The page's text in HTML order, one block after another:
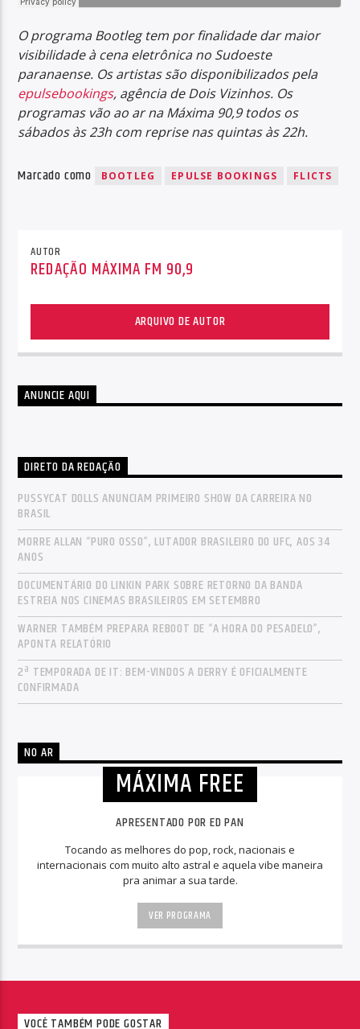
O programa Bootleg tem por finalidade dar maior
visibilidade à cena eletrônica no Sudoeste
paranaense. Os artistas são disponibilizados pela
epulsebookings, agência de Dois Vizinhos. Os
programas vão ao ar na Máxima 90,9 todos os
sábados às 23h com reprise nas quintas às 22h.
Marcado como BOOTLEG EPULSE BOOKINGS FLICTS
AUTOR
REDAÇÃO MÁXIMA FM 90,9
ARQUIVO DE AUTOR
ANUNCIE AQUI
DIRETO DA REDAÇÃO
PUSSYCAT DOLLS ANUNCIAM PRIMEIRO SHOW DA CARREIRA NO
BRASIL
MORRE ALLAN “PURO OSSO”, LUTADOR BRASILEIRO DO UFC, AOS 34
ANOS
DOCUMENTÁRIO DO LINKIN PARK SOBRE RETORNO DA BANDA
ESTREIA NOS CINEMAS BRASILEIROS EM SETEMBRO
WARNER TAMBÉM PREPARA REBOOT DE “A HORA DO PESADELO”,
APONTA RELATÓRIO
2ª TEMPORADA DE IT: BEM-VINDOS A DERRY É OFICIALMENTE
CONFIRMADA
NO AR
MÁXIMA FREE
APRESENTADO POR ED PAN
Tocando as melhores do pop, rock, nacionais e
internacionais com muito alto astral e aquela vibe maneira
pra animar a sua tarde.
VER PROGRAMA
VOCÊ TAMBÉM PODE GOSTAR